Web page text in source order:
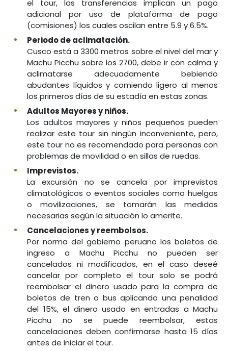
el tour, las transferencias implican un pago
adicional por uso de plataforma de pago
(comisiones) los cuales oscilan entre 5.9 y 6.5%.
Periodo de aclimatación.
Cusco está a 3300 metros sobre el nivel del mar y
Machu Picchu sobre los 2700, debe ir con calma y
aclimatarse adecuadamente bebiendo
abudantes líquidos y comiendo ligero al menos
los primeros días de su estadía en estas zonas.
Adultos Mayores y niños.
Los adultos mayores y niños pequeños pueden
realizar este tour sin ningún inconveniente, pero,
este tour no es recomendado para personas con
problemas de movilidad o en sillas de ruedas.
Imprevistos.
La excursión no se cancela por imprevistos
climatológicos o eventos sociales como huelgas
o movilizaciones, se tomarán las medidas
necesarias según la situación lo amerite.
Cancelaciones y reembolsos.
Por norma del gobierno peruano los boletos de
ingreso a Machu Picchu no pueden ser
cancelados ni modificados, en el caso deseé
cancelar por completo el tour solo se podrá
reembolsar el dinero usado para la compra de
boletos de tren o bus aplicando una penalidad
del 15%, el dinero usado en entradas a Machu
Picchu no se puede reembolsar, estas
cancelaciones deben confirmarse hasta 15 días
antes de iniciar el tour.